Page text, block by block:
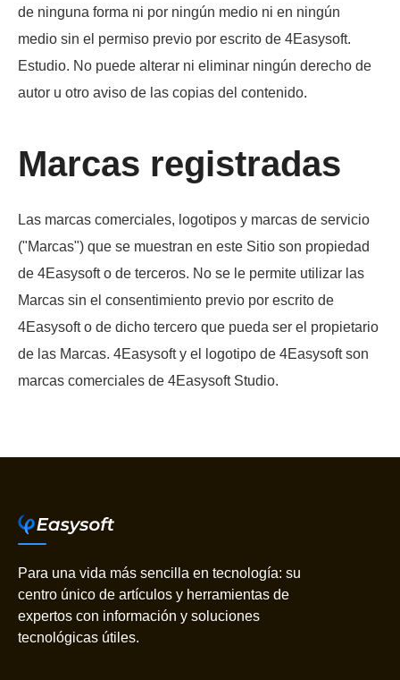
de ninguna forma ni por ningún medio ni en ningún
medio sin el permiso previo por escrito de 4Easysoft.
Estudio. No puede alterar ni eliminar ningún derecho de
autor u otro aviso de las copias del contenido.
Marcas registradas
Las marcas comerciales, logotipos y marcas de servicio
("Marcas") que se muestran en este Sitio son propiedad
de 4Easysoft o de terceros. No se le permite utilizar las
Marcas sin el consentimiento previo por escrito de
4Easysoft o de dicho tercero que pueda ser el propietario
de las Marcas. 4Easysoft y el logotipo de 4Easysoft son
marcas comerciales de 4Easysoft Studio.
Para una vida más sencilla en tecnología: su
centro único de artículos y herramientas de
expertos con información y soluciones
tecnológicas útiles.